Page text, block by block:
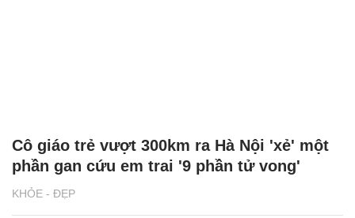
KHỎE - ĐẸP
Cô giáo trẻ vượt 300km ra Hà Nội 'xẻ' một
phần gan cứu em trai '9 phần tử vong'